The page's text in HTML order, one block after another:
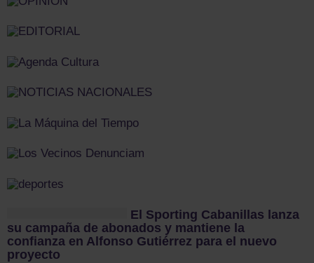
El Sporting Cabanillas lanza
su campaña de abonados y mantiene la
confianza en Alfonso Gutiérrez para el nuevo
proyecto